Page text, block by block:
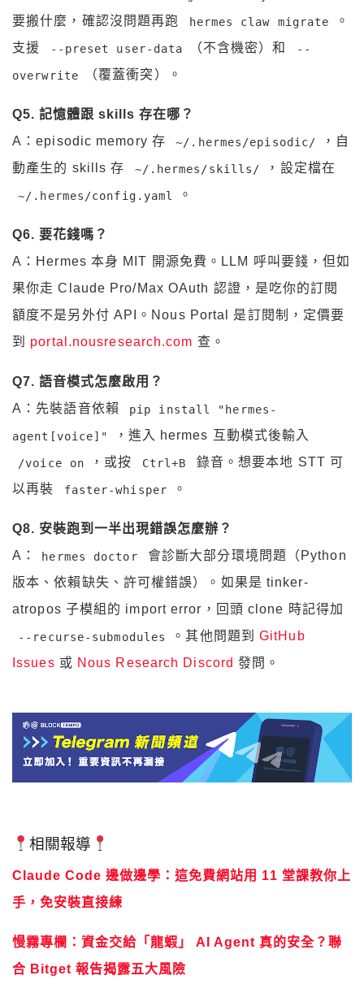
要搬什麼，確認沒問題再跑
hermes claw migrate
。
支援
--preset user-data （不含機密）和 --
overwrite （覆蓋衝突）。
Q5. 記憶體跟 skills 存在哪？
A：episodic memory 存
~/.hermes/episodic/
，自
動產生的 skills 存
~/.hermes/skills/ ，設定檔在
~/.hermes/config.yaml 。
Q6. 要花錢嗎？
A：Hermes 本身 MIT 開源免費。LLM 呼叫要錢，但如
果你走 Claude Pro/Max OAuth 認證，是吃你的訂閱
額度不是另外付 API。Nous Portal 是訂閱制，定價要
到 portal.nousresearch.com 查。
Q7. 語音模式怎麼啟用？
A：先裝語音依賴
pip install "hermes-
agent[voice]" ，進入 hermes 互動模式後輸入
/voice on ，或按 Ctrl+B
錄音。想要本地 STT 可
以再裝
faster-whisper 。
Q8. 安裝跑到一半出現錯誤怎麼辦？
A：
hermes doctor
會診斷大部分環境問題（Python
版本、依賴缺失、許可權錯誤）。如果是 tinker-
atropos 子模組的 import error，回頭 clone 時記得加
--recurse-submodules 。其他問題到GitHub
Issues 或 Nous Research Discord 發問。
相關報導
Claude Code 邊做邊學：這免費網站用 11 堂課教你上
手，免安裝直接練
慢霧專欄：資金交給「龍蝦」 AI Agent 真的安全？聯
合 Bitget 報告揭露五大風險